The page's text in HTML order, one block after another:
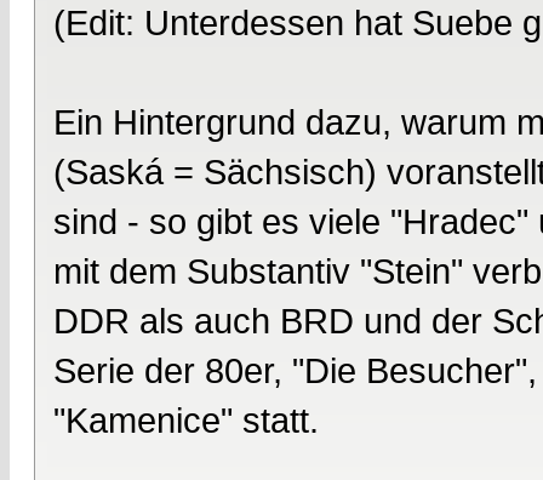
(Edit: Unterdessen hat Suebe
Ein Hintergrund dazu, warum
(Saská = Sächsisch)
sind - so gibt es viele
mit dem Substantiv "Stein"
DDR als auch BRD und der
Serie der 80er, "Die
"Kamenice" statt.